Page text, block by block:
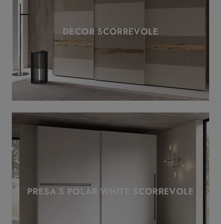
DECOR SCORREVOLE
PRESA S POLAR WHITE SCORREVOLE